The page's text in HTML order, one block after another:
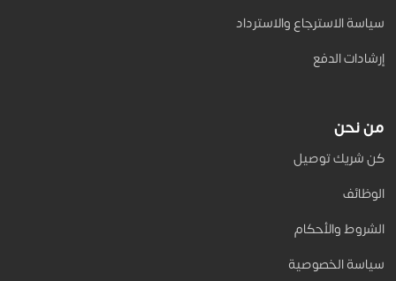
سياسة الاسترجاع والاسترداد
إرشادات الدفع
من نحن
كن شريك توصيل
الوظائف
الشروط والأحكام
سياسة الخصوصية